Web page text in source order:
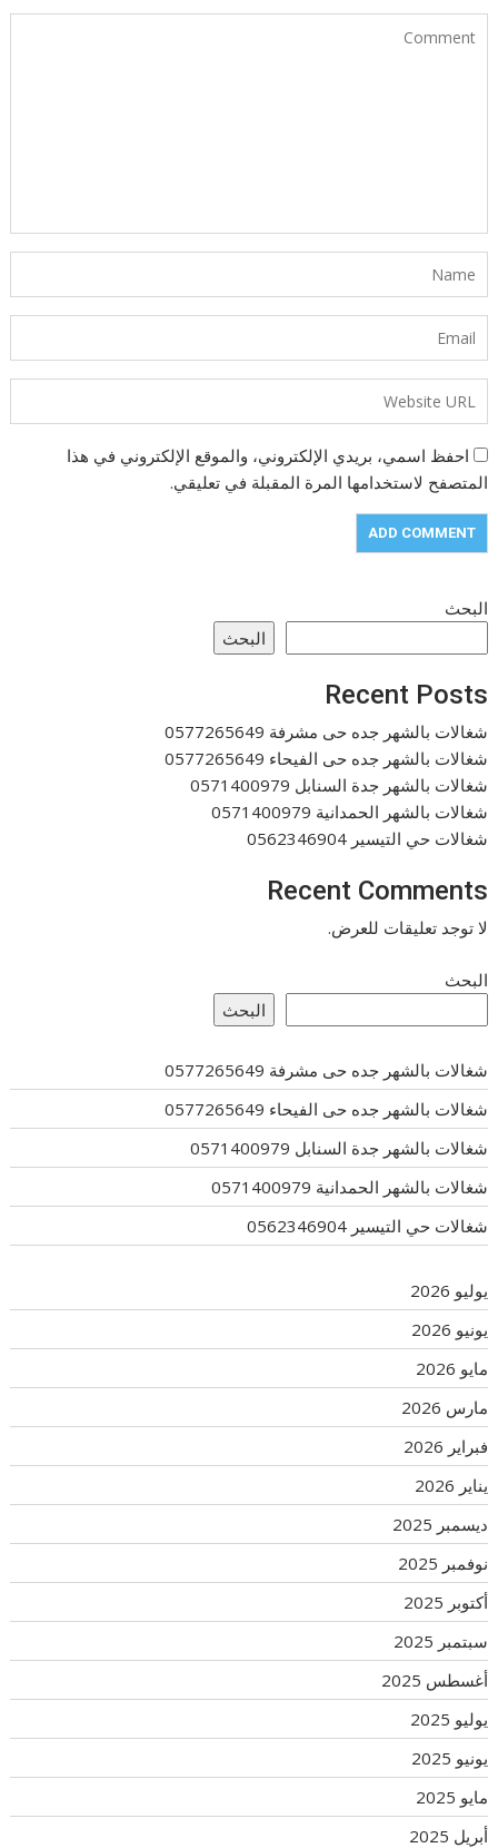
احفظ اسمي، بريدي الإلكتروني، والموقع الإلكتروني في هذا
المتصفح لاستخدامها المرة المقبلة في تعليقي.
البحث
البحث
Recent Posts
شغالات بالشهر جده حى مشرفة 0577265649
شغالات بالشهر جده حى الفيحاء 0577265649
شغالات بالشهر جدة السنابل 0571400979
شغالات بالشهر الحمدانية 0571400979
شغالات حي التيسير 0562346904
Recent Comments
لا توجد تعليقات للعرض.
البحث
البحث
شغالات بالشهر جده حى مشرفة 0577265649
شغالات بالشهر جده حى الفيحاء 0577265649
شغالات بالشهر جدة السنابل 0571400979
شغالات بالشهر الحمدانية 0571400979
شغالات حي التيسير 0562346904
يوليو 2026
يونيو 2026
مايو 2026
مارس 2026
فبراير 2026
يناير 2026
ديسمبر 2025
نوفمبر 2025
أكتوبر 2025
سبتمبر 2025
أغسطس 2025
يوليو 2025
يونيو 2025
مايو 2025
أبريل 2025